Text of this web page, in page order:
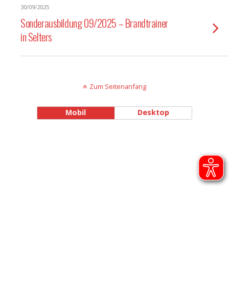
30/09/2025
Sonderausbildung 09/2025 – Brandtrainer
in Selters
Zum Seitenanfang
Mobil Desktop